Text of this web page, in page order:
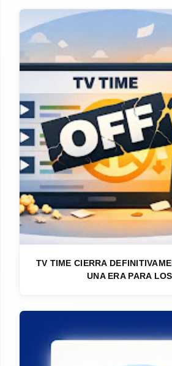
TV TIME CIERRA
UNA ERA PARA